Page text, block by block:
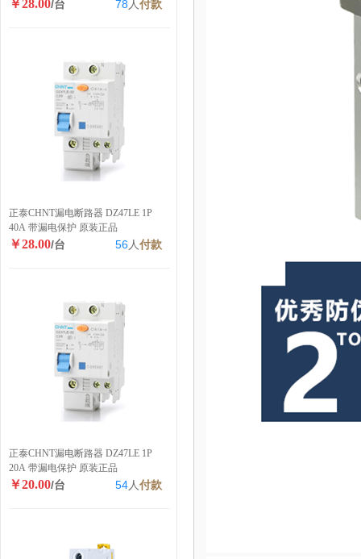
￥28.00/台 78 人付款
正泰CHNT漏电断路器 DZ47LE 1P
40A 带漏电保护 原装正品
￥28.00/台 56人付款
正泰CHNT漏电断路器 DZ47LE 1P
20A 带漏电保护 原装正品
￥20.00/台 54人付款